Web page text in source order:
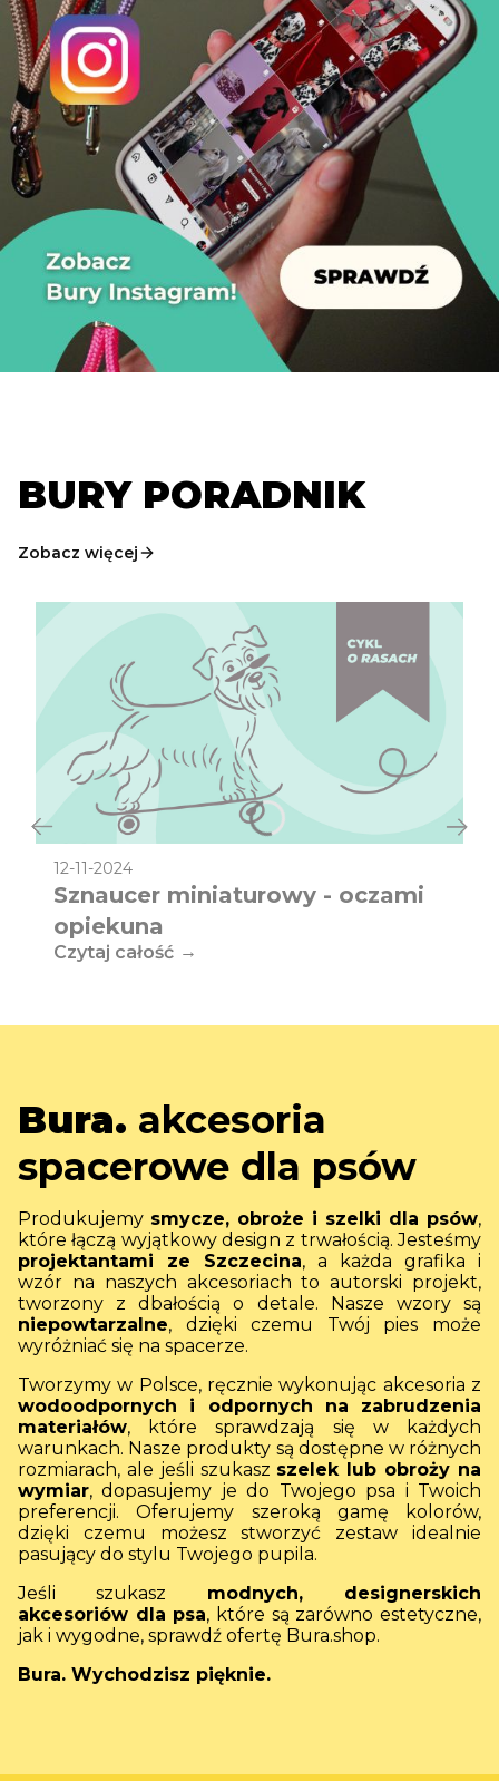
BURY PORADNIK
Zobacz więcej
12-11-2024
Sznaucer miniaturowy - oczami
opiekuna
Czytaj całość
Bura. akcesoria
spacerowe dla psów
Produkujemy smycze, obroże i szelki dla psów,
które łączą wyjątkowy design z trwałością. Jesteśmy
projektantami ze Szczecina, a każda grafika i
wzór na naszych akcesoriach to autorski projekt,
tworzony z dbałością o detale. Nasze wzory są
niepowtarzalne, dzięki czemu Twój pies może
wyróżniać się na spacerze.
Tworzymy w Polsce, ręcznie wykonując akcesoria z
wodoodpornych i odpornych na zabrudzenia
materiałów, które sprawdzają się w każdych
warunkach. Nasze produkty są dostępne w różnych
rozmiarach, ale jeśli szukasz szelek lub obroży na
wymiar, dopasujemy je do Twojego psa i Twoich
preferencji. Oferujemy szeroką gamę kolorów,
dzięki czemu możesz stworzyć zestaw idealnie
pasujący do stylu Twojego pupila.
Jeśli szukasz modnych, designerskich
akcesoriów dla psa, które są zarówno estetyczne,
jak i wygodne, sprawdź ofertę Bura.shop.
Bura. Wychodzisz pięknie.